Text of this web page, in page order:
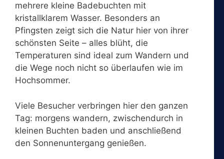
mehrere kleine Badebuchten mit
kristallklarem Wasser. Besonders an
Pfingsten zeigt sich die Natur hier von ihrer
schönsten Seite – alles blüht, die
Temperaturen sind ideal zum Wandern und
die Wege noch nicht so überlaufen wie im
Hochsommer.
Viele Besucher verbringen hier den ganzen
Tag: morgens wandern, zwischendurch in
kleinen Buchten baden und anschließend
den Sonnenuntergang genießen.